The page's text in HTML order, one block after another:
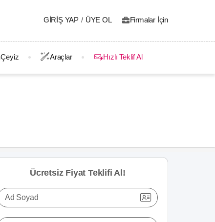
GIRIŞ YAP / ÜYE OL Firmalar İçin
Çeyiz Araçlar Hızlı Teklif Al
Ücretsiz Fiyat Teklifi Al!
Ad Soyad